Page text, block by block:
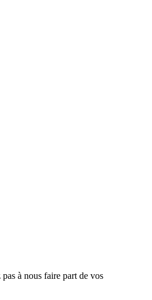
à nous faire part de vos